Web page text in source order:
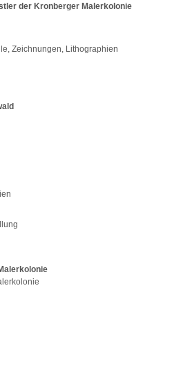
der Kronberger Malerkolonie
Zeichnungen, Lithographien